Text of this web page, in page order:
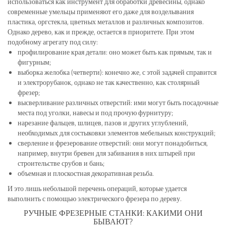
современные умельцы применяют его даже для возделывания
пластика, оргстекла, цветных металлов и различных композитов.
Однако дерево, как и прежде, остается в приоритете. При этом
подобному агрегату под силу:
профилирование края детали: оно может быть как прямым, так и
фигурным;
выборка желобка (четверти): конечно же, с этой задачей справится
и электрорубанок, однако не так качественно, как столярный
фрезер;
высверливание различных отверстий: ими могут быть посадочные
места под уголки, навесы и под прочую фурнитуру;
нарезание фальцев, шлицев, пазов и других углублений,
необходимых для состыковки элементов мебельных конструкций;
сверление и фрезерование отверстий: они могут понадобиться,
например, внутри бревен для забивания в них штырей при
строительстве срубов и бань;
объемная и плоскостная декоративная резьба.
И это лишь небольшой перечень операций, которые удается
выполнить с помощью электрического фрезера по дереву.
РУЧНЫЕ ФРЕЗЕРНЫЕ СТАНКИ: КАКИМИ ОНИ
БЫВАЮТ?